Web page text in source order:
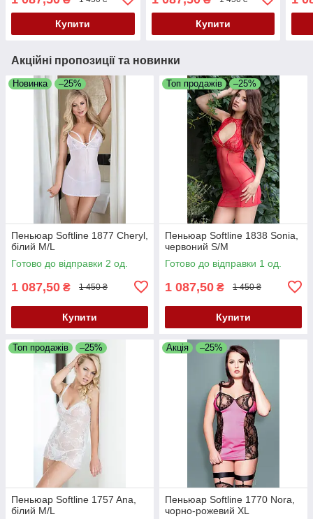
Купити Купити
Акційні пропозиції та новинки
Новинка –25%
Пеньюар Softline 1877 Cheryl,
білий M/L
Готово до відправки 2 од.
1 087,50 ₴ 1 450 ₴
Купити
Топ продажів –25%
Пеньюар Softline 1838 Sonia,
червоний S/M
Готово до відправки 1 од.
1 087,50 ₴ 1 450 ₴
Купити
Топ продажів –25%
Пеньюар Softline 1757 Ana,
білий M/L
Акція –25%
Пеньюар Softline 1770 Nora,
чорно-рожевий XL